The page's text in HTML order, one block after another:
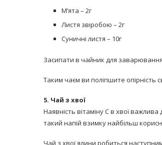
М’ята – 2г
Листя звіробою – 2г
Суничні листя – 10г
Засипати в чайник для
Таким чаєм ви поліпшите опірність
5. Чай з хвої
Наявність вітаміну С в хвої важлива
такий напій взимку найбільш
Чай з хвої ялини робиться